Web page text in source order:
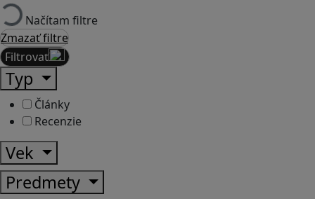
Načítam filtre
Zmazať filtre
Filtrovať
Typ
Články
Recenzie
Vek
Predmety